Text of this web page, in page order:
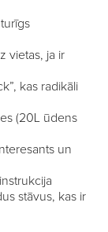
vietas, ja ir
kas radikāli
(20L ūdens
un
stāvus, kas ir